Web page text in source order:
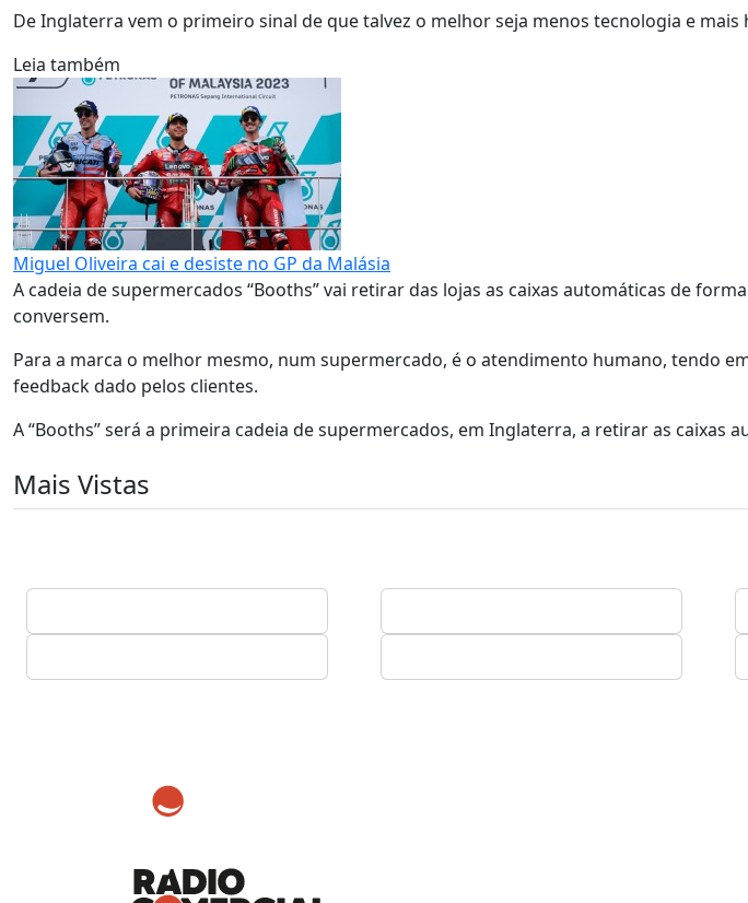
De Inglaterra vem o primeiro sinal de que talvez o melhor seja menos tecnologia e mais
Leia também
Miguel Oliveira cai e desiste no GP da Malásia
A cadeia de supermercados “Booths” vai retirar das lojas as caixas automáticas de
conversem.
Para a marca o melhor mesmo, num supermercado, é o atendimento humano, tendo
feedback dado pelos clientes.
A “Booths” será a primeira cadeia de supermercados, em Inglaterra, a retirar as caixas
Mais Vistas